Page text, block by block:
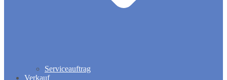
Serviceauftrag
Verkauf